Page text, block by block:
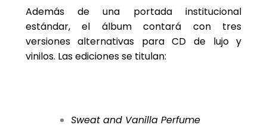
Además de una portada institucional
estándar, el álbum contará con tres
versiones alternativas para CD de lujo y
vinilos. Las ediciones se titulan:
Sweat and Vanilla Perfume